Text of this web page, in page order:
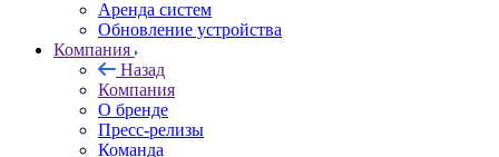
Аренда систем
Обновление устройства
Компания
Назад
Компания
О бренде
Пресс-релизы
Команда